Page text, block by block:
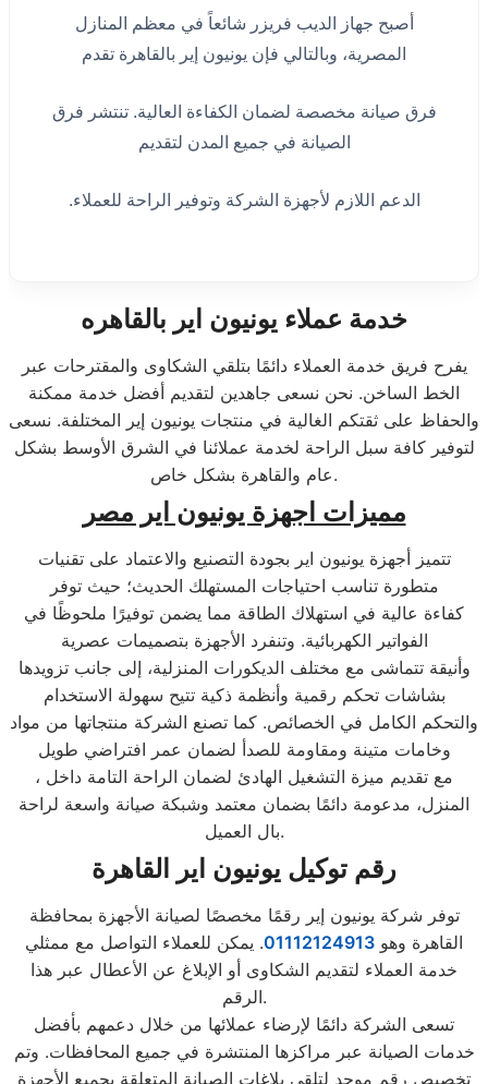
أصبح جهاز الديب فريزر شائعاً في معظم المنازل
المصرية، وبالتالي فإن يونيون إير بالقاهرة تقدم
فرق صيانة مخصصة لضمان الكفاءة العالية. تنتشر فرق
الصيانة في جميع المدن لتقديم
الدعم اللازم لأجهزة الشركة وتوفير الراحة للعملاء.
خدمة عملاء يونيون اير بالقاهره
يفرح فريق خدمة العملاء دائمًا بتلقي الشكاوى والمقترحات عبر
الخط الساخن. نحن نسعى جاهدين لتقديم أفضل خدمة ممكنة
والحفاظ على ثقتكم الغالية في منتجات يونيون إير المختلفة. نسعى
لتوفير كافة سبل الراحة لخدمة عملائنا في الشرق الأوسط بشكل
عام والقاهرة بشكل خاص.
مميزات اجهزة يونيون اير مصر
تتميز أجهزة يونيون اير بجودة التصنيع والاعتماد على تقنيات
متطورة تناسب احتياجات المستهلك الحديث؛ حيث توفر
كفاءة عالية في استهلاك الطاقة مما يضمن توفيرًا ملحوظًا في
الفواتير الكهربائية. وتنفرد الأجهزة بتصميمات عصرية
وأنيقة تتماشى مع مختلف الديكورات المنزلية، إلى جانب تزويدها
بشاشات تحكم رقمية وأنظمة ذكية تتيح سهولة الاستخدام
والتحكم الكامل في الخصائص. كما تصنع الشركة منتجاتها من مواد
وخامات متينة ومقاومة للصدأ لضمان عمر افتراضي طويل
، مع تقديم ميزة التشغيل الهادئ لضمان الراحة التامة داخل
المنزل، مدعومة دائمًا بضمان معتمد وشبكة صيانة واسعة لراحة
بال العميل.
رقم توكيل يونيون اير القاهرة
توفر شركة يونيون إير رقمًا مخصصًا لصيانة الأجهزة بمحافظة
القاهرة وهو 01112124913. يمكن للعملاء التواصل مع ممثلي
خدمة العملاء لتقديم الشكاوى أو الإبلاغ عن الأعطال عبر هذا
الرقم.
تسعى الشركة دائمًا لإرضاء عملائها من خلال دعمهم بأفضل
خدمات الصيانة عبر مراكزها المنتشرة في جميع المحافظات. وتم
تخصيص رقم موحد لتلقي بلاغات الصيانة المتعلقة بجميع الأجهزة